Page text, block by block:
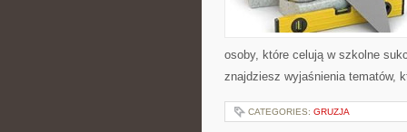
osoby, które celują w szkolne
znajdziesz wyjaśnienia tematów,
CATEGORIES: GRUZJA